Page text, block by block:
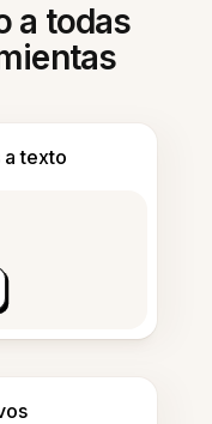
a todas
texto